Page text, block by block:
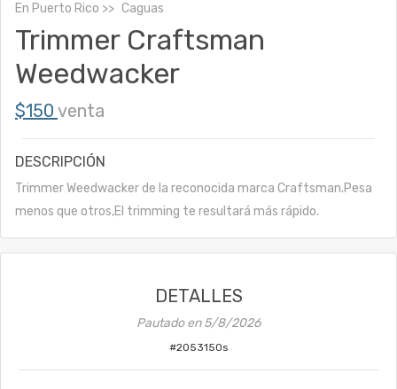
En Puerto Rico Caguas
Trimmer Craftsman
Weedwacker
$150 venta
DESCRIPCIÓN
Trimmer Weedwacker de la reconocida marca Craftsman.Pesa
menos que otros,El trimming te resultará más rápido.
DETALLES
Pautado en5/8/2026
#2053150s